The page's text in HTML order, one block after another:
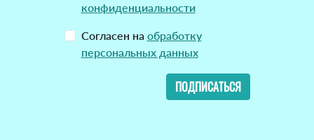
конфиденциальности
Согласен на обработку
персональных данных
ПОДПИСАТЬСЯ